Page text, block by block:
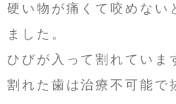
硬い物が痛くて咬めない
ました。
ひびが入って割れていま
割れた歯は治療不可能で